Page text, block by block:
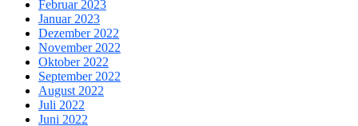
Februar 2023
Januar 2023
Dezember 2022
November 2022
Oktober 2022
September 2022
August 2022
Juli 2022
Juni 2022